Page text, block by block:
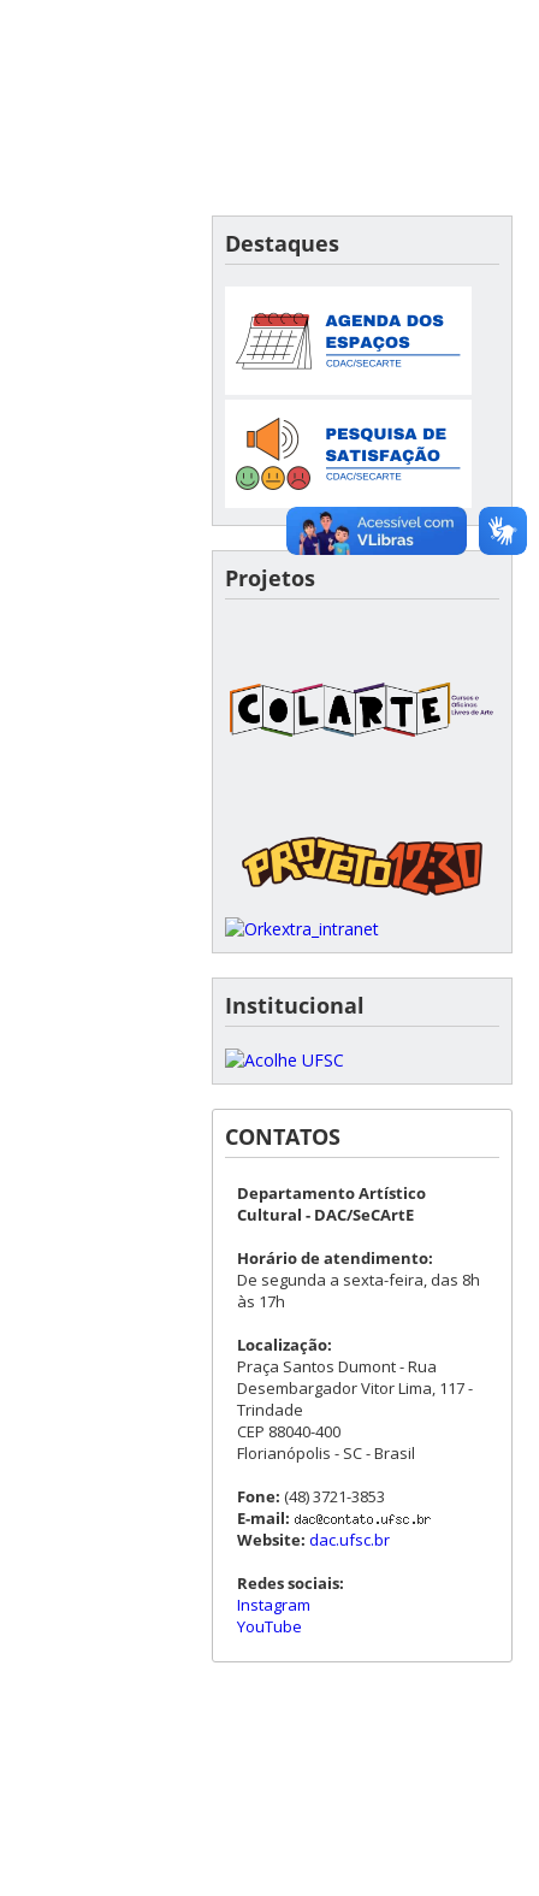
Destaques
Projetos
Institucional
CONTATOS
Departamento Artístico
Cultural - DAC/SeCArtE
Horário de atendimento:
De segunda a sexta-feira, das 8h
às 17h
Localização:
Praça Santos Dumont - Rua
Desembargador Vitor Lima, 117 -
Trindade
CEP 88040-400
Florianópolis - SC - Brasil
Fone: (48) 3721-3853
E-mail:
Website: dac.ufsc.br
Redes sociais:
Instagram
YouTube